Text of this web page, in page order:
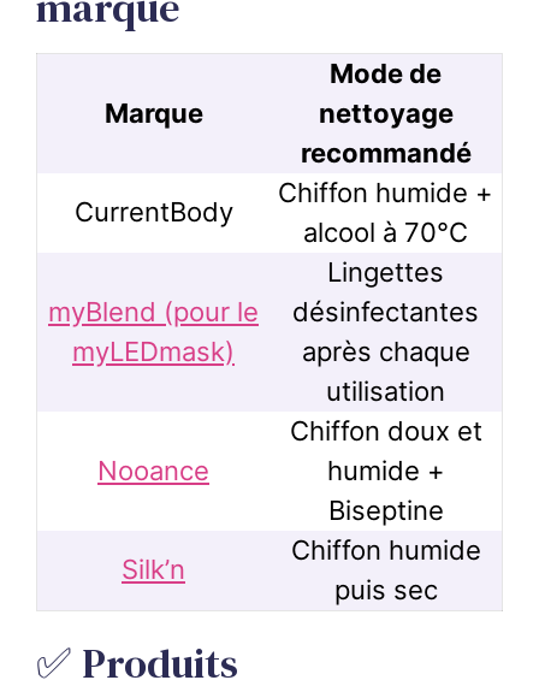
Marque
Mode de
nettoyage
recommandé
CurrentBody
Chiffon humide +
alcool à 70°C
myBlend (pour le
myLEDmask)
Lingettes
désinfectantes
après chaque
utilisation
Nooance
Chiffon doux et
humide +
Biseptine
Silk’n
Chiffon humide
puis sec
✅ Produits